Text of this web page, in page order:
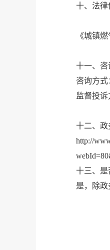
十、法律
《城镇
十一、咨
咨询方式
监督投诉
十二、政
http://
十三、是
是，除政